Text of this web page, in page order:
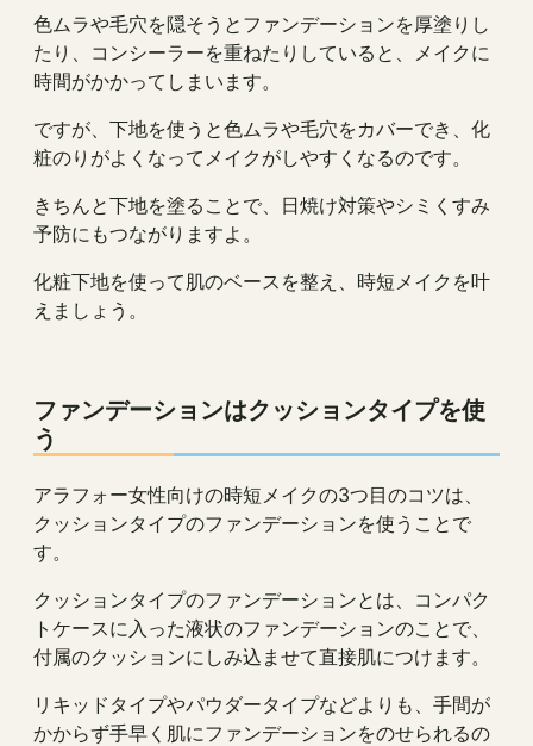
色ムラや毛穴を隠そうとファンデーションを厚塗りし
たり、コンシーラーを重ねたりしていると、メイクに
時間がかかってしまいます。
ですが、下地を使うと色ムラや毛穴をカバーでき、化
粧のりがよくなってメイクがしやすくなるのです。
きちんと下地を塗ることで、日焼け対策やシミくすみ
予防にもつながりますよ。
化粧下地を使って肌のベースを整え、時短メイクを叶
えましょう。
ファンデーションはクッションタイプを使
う
アラフォー女性向けの時短メイクの3つ目のコツは、
クッションタイプのファンデーションを使うことで
す。
クッションタイプのファンデーションとは、コンパク
トケースに入った液状のファンデーションのことで、
付属のクッションにしみ込ませて直接肌につけます。
リキッドタイプやパウダータイプなどよりも、手間が
かからず手早く肌にファンデーションをのせられるの